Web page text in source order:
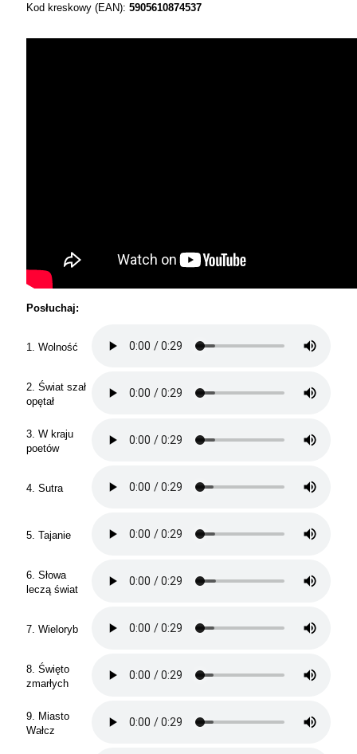
Kod kreskowy (EAN): 5905610874537
Posłuchaj:
1. Wolność
2. Świat szał
opętał
3. W kraju
poetów
4. Sutra
5. Tajanie
6. Słowa
leczą świat
7. Wieloryb
8. Święto
zmarłych
9. Miasto
Wałcz